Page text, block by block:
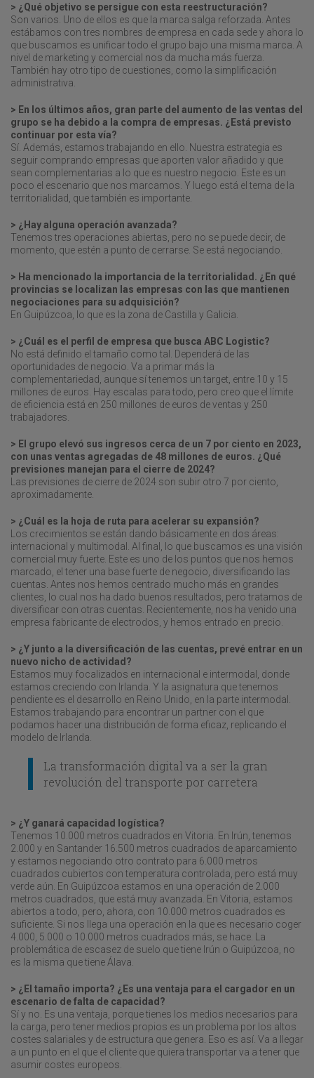
> ¿Qué objetivo se persigue con esta reestructuración?
Son varios. Uno de ellos es que la marca salga reforzada. Antes
estábamos con tres nombres de empresa en cada sede y ahora lo
que buscamos es unificar todo el grupo bajo una misma marca. A
nivel de marketing y comercial nos da mucha más fuerza.
También hay otro tipo de cuestiones, como la simplificación
administrativa.
> En los últimos años, gran parte del aumento de las ventas del
grupo se ha debido a la compra de empresas. ¿Está previsto
continuar por esta vía?
Sí. Además, estamos trabajando en ello. Nuestra estrategia es
seguir comprando empresas que aporten valor añadido y que
sean complementarias a lo que es nuestro negocio. Este es un
poco el escenario que nos marcamos. Y luego está el tema de la
territorialidad, que también es importante.
> ¿Hay alguna operación avanzada?
Tenemos tres operaciones abiertas, pero no se puede decir, de
momento, que estén a punto de cerrarse. Se está negociando.
> Ha mencionado la importancia de la territorialidad. ¿En qué
provincias se localizan las empresas con las que mantienen
negociaciones para su adquisición?
En Guipúzcoa, lo que es la zona de Castilla y Galicia.
> ¿Cuál es el perfil de empresa que busca ABC Logistic?
No está definido el tamaño como tal. Dependerá de las
oportunidades de negocio. Va a primar más la
complementariedad, aunque sí tenemos un target, entre 10 y 15
millones de euros. Hay escalas para todo, pero creo que el límite
de eficiencia está en 250 millones de euros de ventas y 250
trabajadores.
> El grupo elevó sus ingresos cerca de un 7 por ciento en 2023,
con unas ventas agregadas de 48 millones de euros. ¿Qué
previsiones manejan para el cierre de 2024?
Las previsiones de cierre de 2024 son subir otro 7 por ciento,
aproximadamente.
> ¿Cuál es la hoja de ruta para acelerar su expansión?
Los crecimientos se están dando básicamente en dos áreas:
internacional y multimodal. Al final, lo que buscamos es una visión
comercial muy fuerte. Este es uno de los puntos que nos hemos
marcado, el tener una base fuerte de negocio, diversificando las
cuentas. Antes nos hemos centrado mucho más en grandes
clientes, lo cual nos ha dado buenos resultados, pero tratamos de
diversificar con otras cuentas. Recientemente, nos ha venido una
empresa fabricante de electrodos, y hemos entrado en precio.
> ¿Y junto a la diversificación de las cuentas, prevé entrar en un
nuevo nicho de actividad?
Estamos muy focalizados en internacional e intermodal, donde
estamos creciendo con Irlanda. Y la asignatura que tenemos
pendiente es el desarrollo en Reino Unido, en la parte intermodal.
Estamos trabajando para encontrar un partner con el que
podamos hacer una distribución de forma eficaz, replicando el
modelo de Irlanda.
La transformación digital va a ser la gran
revolución del transporte por carretera
> ¿Y ganará capacidad logística?
Tenemos 10.000 metros cuadrados en Vitoria. En Irún, tenemos
2.000 y en Santander 16.500 metros cuadrados de aparcamiento
y estamos negociando otro contrato para 6.000 metros
cuadrados cubiertos con temperatura controlada, pero está muy
verde aún. En Guipúzcoa estamos en una operación de 2.000
metros cuadrados, que está muy avanzada. En Vitoria, estamos
abiertos a todo, pero, ahora, con 10.000 metros cuadrados es
suficiente. Si nos llega una operación en la que es necesario coger
4.000, 5.000 o 10.000 metros cuadrados más, se hace. La
problemática de escasez de suelo que tiene Irún o Guipúzcoa, no
es la misma que tiene Álava.
> ¿El tamaño importa? ¿Es una ventaja para el cargador en un
escenario de falta de capacidad?
Sí y no. Es una ventaja, porque tienes los medios necesarios para
la carga, pero tener medios propios es un problema por los altos
costes salariales y de estructura que genera. Eso es así. Va a llegar
a un punto en el que el cliente que quiera transportar va a tener que
asumir costes europeos.